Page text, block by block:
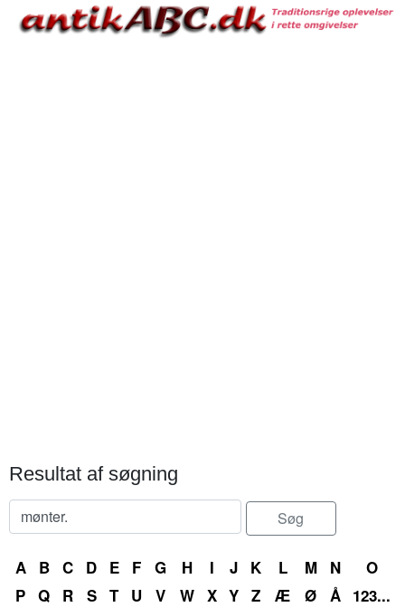
Resultat af søgning
A B C D E F G H I J K L M N
O
P Q R S T U V W X Y Z Æ Ø Å 123...